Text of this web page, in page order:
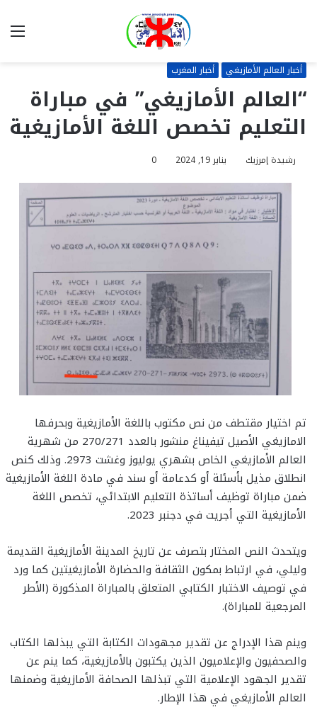
أخبار العالم الأمازيغي أخبار المغرب
“العالم الأمازيغي” في مباراة
التعليم تخصص اللغة الأمازيغية
رشيدة إمرزيك يناير 19, 2024 0
تم اختيار مقتطف من نص مكتوب باللغة الأمازيغية وبحرفها
الامازيغي الأصيل تيفيناغ منشور بالعدد 270/271 من شهرية
العالم الأمازيغي الخاص بشهري يوليوز وغشت 2973. وذلك كنص
انطلاق مذيل بأسئلة أو كدعامة أو سند في مادة اللغة الأمازيغية
ضمن مباراة توظيف أساتذة التعليم الابتدائي، تخصص اللغة
الأمازيغية التي أجريت في دجنبر 2023.
ويتحدث النص المختار بتصرف عن تاريخ المدينة الأمازيغية القديمة
وليلي، في ارتباط بمكون الثقافة والحضارة الأمازيغيتين كما ورد
في توصيف الاختبار الكتابي المتعلق بالمباراة المذكورة (الأطر
المرجعية للمباراة).
وينم هذا الإدراج عن تقدير مجهودات الكتابة التي يبذلها الكتاب
والصحفيون والإعلاميون الذين يكتبون بالأمازيغية، كما ينم عن
تقدير الجهود الإعلامية التي تبذلها الصحافة الأمازيغية وضمنها
العالم الأمازيغي في هذا الإطار.